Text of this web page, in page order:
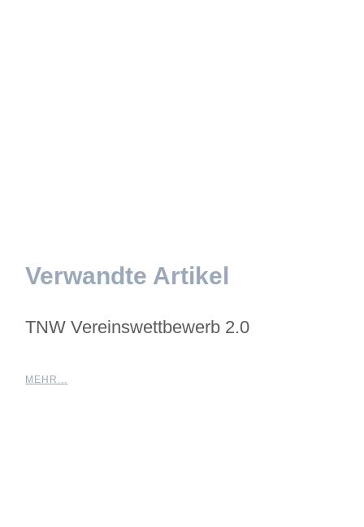
Verwandte Artikel
TNW Vereinswettbewerb 2.0
MEHR...